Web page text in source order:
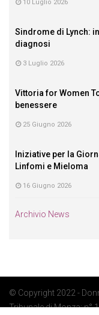
10 Luglio 2026
Sindrome di Lynch:
diagnosi
3 Luglio 2026
Vittoria for Women
benessere
25 Giugno 2026
Iniziative per la
Linfomi e Mieloma
16 Giugno 2026
Archivio News
© Copyright 2022 -
Tribunale di Monza: n°